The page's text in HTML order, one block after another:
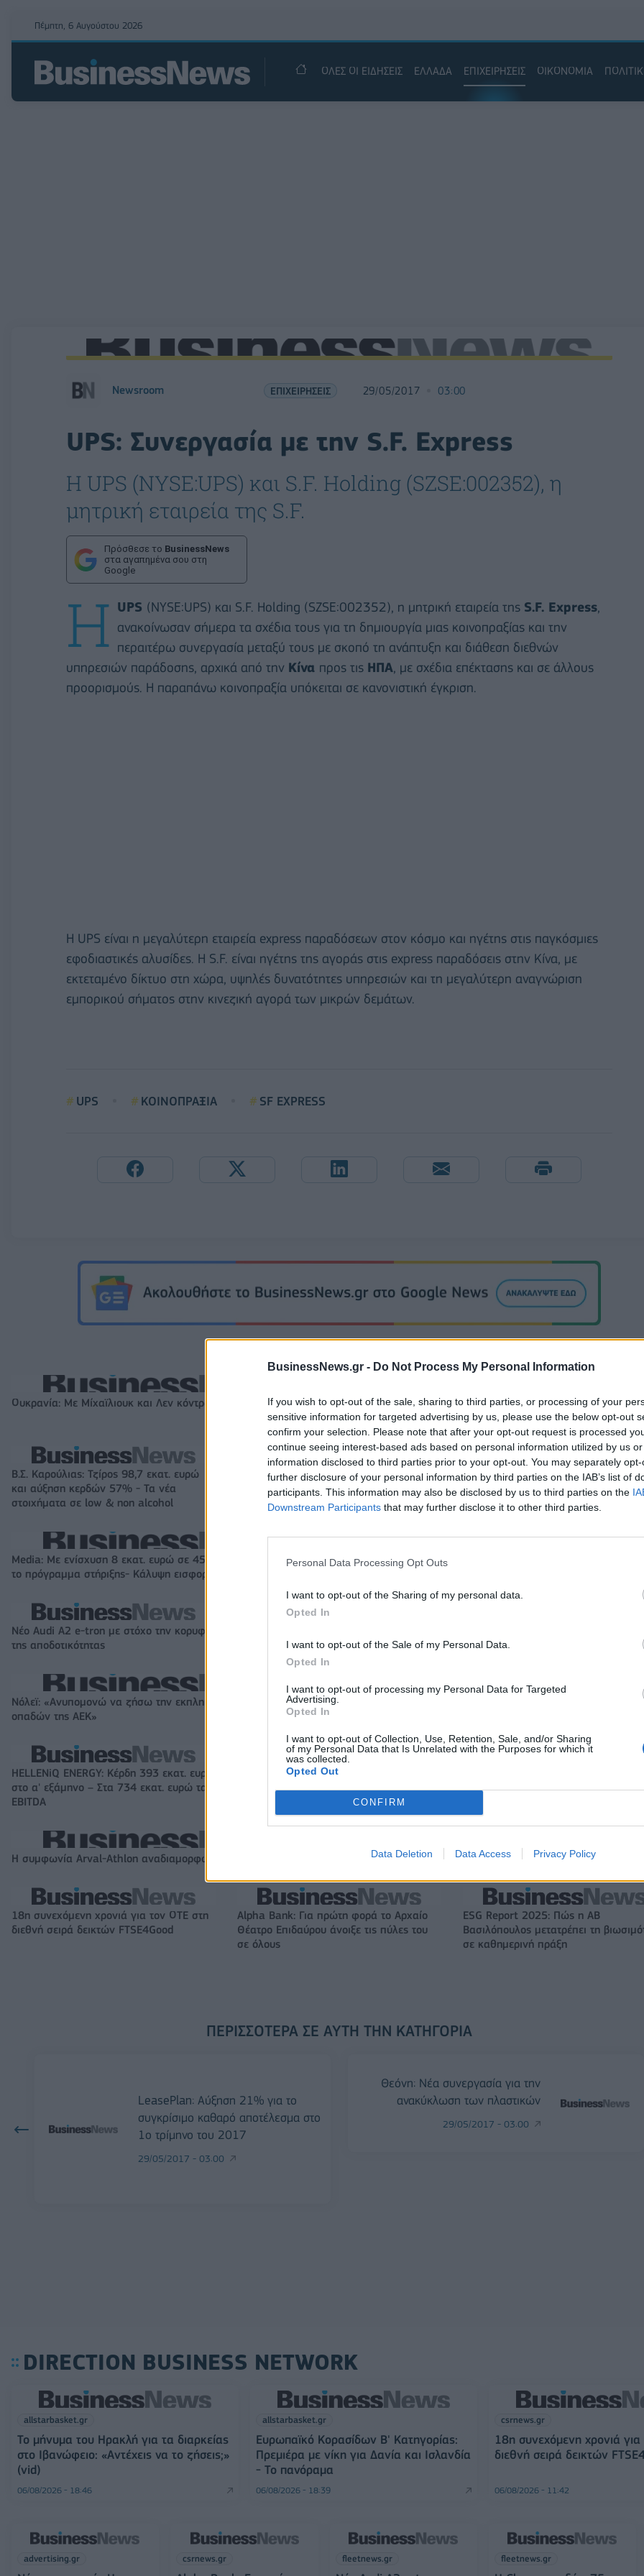
BusinessNews.gr - Do Not Process My Personal Information
If you wish to opt-out of the sale, sharing to third parties, or processing of your
sensitive information for targeted advertising by us, please use the below opt-out
confirm your selection. Please note that after your opt-out request is processed
continue seeing interest-based ads based on personal information utilized by us
information disclosed to third parties prior to your opt-out. You may separately
further disclosure of your personal information by third parties on the IAB’s list of
participants. This information may also be disclosed by us to third parties on the
Downstream Participants that may further disclose it to other third parties.
Personal Data Processing Opt Outs
I want to opt-out of the Sharing of my personal data.
Opted In
I want to opt-out of the Sale of my Personal Data.
Opted In
I want to opt-out of processing my Personal Data for Targeted
Advertising.
Opted In
I want to opt-out of Collection, Use, Retention, Sale, and/or Sharing
of my Personal Data that Is Unrelated with the Purposes for which it
was collected.
Opted Out
CONFIRM
Data Deletion Data Access Privacy Policy
Πέμπτη, 6 Αυγούστου 2026
ΟΛΕΣ ΟΙ ΕΙΔΗΣΕΙΣ ΕΛΛΑΔΑ ΕΠΙΧΕΙΡΗΣΕΙΣ ΟΙΚΟΝΟΜΙΑ
Newsroom ΕΠΙΧΕΙΡΗΣΕΙΣ 29/05/2017 03:00
UPS: Συνεργασία με την S.F. Express
Η UPS (NYSE:UPS) και S.F. Holding (SZSE:002352), η
μητρική εταιρεία της S.F.
Πρόσθεσε το BusinessNews
στα αγαπημένα σου στη
Google
Η UPS (NYSE:UPS) και S.F. Holding (SZSE:002352), η μητρική εταιρεία της S.F. Express
ανακοίνωσαν σήμερα τα σχέδια τους για τη δημιουργία μιας κοινοπραξίας και την
περαιτέρω συνεργασία μεταξύ τους με σκοπό τη ανάπτυξη και διάθεση διεθνών
υπηρεσιών παράδοσης, αρχικά από την Κίνα προς τις ΗΠΑ , με σχέδια επέκτασης και σε άλλους
προορισμούς. Η παραπάνω κοινοπραξία υπόκειται σε κανονιστική έγκριση.
Η UPS είναι η μεγαλύτερη εταιρεία express παραδόσεων στον κόσμο και ηγέτης στις παγκόσμιες
εφοδιαστικές αλυσίδες. Η S.F. είναι ηγέτης της αγοράς στις express παραδόσεις στην Κίνα, με
εκτεταμένο δίκτυο στη χώρα, υψηλές δυνατότητες υπηρεσιών και τη μεγαλύτερη αναγνώριση
εμπορικού σήματος στην κινεζική αγορά των μικρών δεμάτων.
UPS ΚΟΙΝΟΠΡΑΞΙΑ SF EXPRESS
Ουκρανία: Με Μίχαϊλιουκ και Λεν κόντρα στην Ελλάδα
Άρης: Ανακοίνωσε την απόκτηση του Άνταμ Μοκόκα -
ΚΑΕ στους πυρόπληκτους
Β.Σ. Καρούλιας: Τζίρος 98,7 εκατ. ευρώ
και αύξηση κερδών 57% - Τα νέα
στοιχήματα σε low & non alcohol
Metlen: Ρεκόρ EBITDA στο α' εξάμηνο,
στα 550 εκατ. ευρώ – Καθαρά κέρδη 313
εκατ. ευρώ
Χρηματοδότηση 8 εκατ. ευρώ σε 843
μέσα ενημέρωσης- Ξεκίνησε το
πρόγραμμα ενίσχυσης του Τύπου
Media: Με ενίσχυση 8 εκατ. ευρώ σε 451 επιχειρήσεις ξεκίνησε
το πρόγραμμα στήριξης- Κάλυψη εισφορών ΕΔΟΕΑΠ
IAB Hellas: Νέα Διοικούσα Επιτροπή και νέο Διοικητικό
Νέο Audi A2 e-tron με στόχο την κορυφή
της αποδοτικότητας
KG Mobility
ευρώ
Νόλεϊ: «Ανυπομονώ να ζήσω την εκπληκτική ενέργεια των
οπαδών της ΑΕΚ»
HELLENiQ ENERGY: Κέρδη 393 εκατ. ευρώ
στο α' εξάμηνο – Στα 734 εκατ. ευρώ τα
EBITDA
Viohalco: Αυξημένος κατά 14% ο τζίρος
στο α' εξάμηνο, στα 4,3 δισ. ευρώ – Στα
446 εκατ. ευρώ τα EBITDA
ως το 2028 για την Ενέργεια
Η συμφωνία Arval-Athlon αναδιαμορφώνει την αγορά leasing VW: Η δύσκολη εξίσωση της αναδιάρθρωσης
18η συνεχόμενη χρονιά για τον ΟΤΕ στη
διεθνή σειρά δεικτών FTSE4Good
Alpha Bank: Για πρώτη φορά το Αρχαίο
Θέατρο Επιδαύρου άνοιξε τις πύλες του
σε όλους
ESG Report 2025: Πώς η ΑΒ
Βασιλόπουλος μετατρέπει τη
σε καθημερινή πράξη
ΠΕΡΙΣΣΌΤΕΡΑ ΣΕ ΑΥΤΉ ΤΗΝ ΚΑΤΗΓΟΡΊΑ
LeasePlan: Αύξηση 21% για το
συγκρίσιμο καθαρό αποτέλεσμα στο
1ο τρίμηνο του 2017
29/05/2017 - 03:00
Θεόνη: Νέα συνεργασία για την
ανακύκλωση των πλαστικών
29/05/2017 - 03:00
DIRECTION BUSINESS NETWORK
allstarbasket.gr
Το μήνυμα του Ηρακλή για τα διαρκείας
στο Ιβανώφειο: «Αντέχεις να το ζήσεις;»
(vid)
06/08/2026 - 18:46
allstarbasket.gr
Ευρωπαϊκό Κορασίδων Β' Κατηγορίας:
Πρεμιέρα με νίκη για Δανία και Ισλανδία
- Το πανόραμα
06/08/2026 - 18:39
csrnews.gr
18η συνεχόμενη χρονιά
διεθνή σειρά δεικτών
06/08/2026 - 11:42
advertising.gr csrnews.gr fleetnews.gr fleetnews.gr